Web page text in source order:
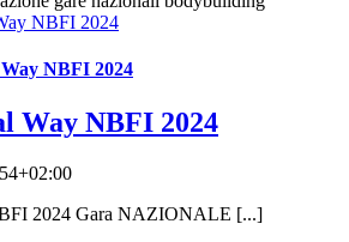
NBFI 2024
NBFI 2024
Way NBFI 2024
2024 Gara NAZIONALE [...]